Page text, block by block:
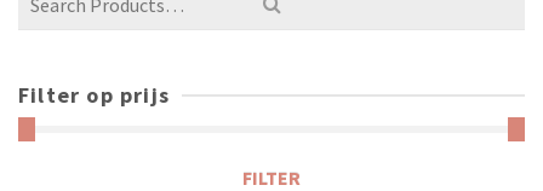
Filter op prijs
FILTER